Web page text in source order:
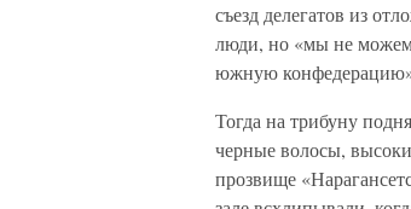
съезд делегатов из
люди, но «мы не можем
южную
Тогда на трибуну
черные волосы,
прозвище